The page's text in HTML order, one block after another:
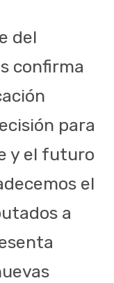
del
confirma
para
y el futuro
el
a